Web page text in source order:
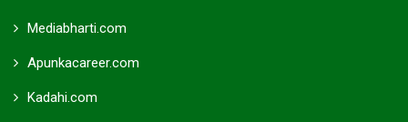
Mediabharti.com
Apunkacareer.com
Kadahi.com